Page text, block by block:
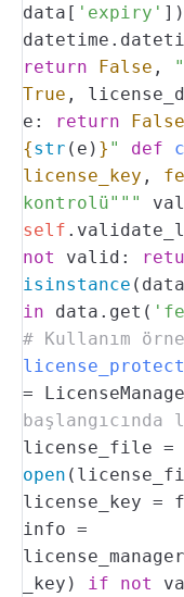
data[ 'expiry' ])
return
False ,
True ,
e:
return False
{str (e) } " def
license_key ,
kontrolü"""
self
not
valid:
isinstance
in data.get(
# Kullanım
=
license_file =
open
license_key
info =
_key)
if not